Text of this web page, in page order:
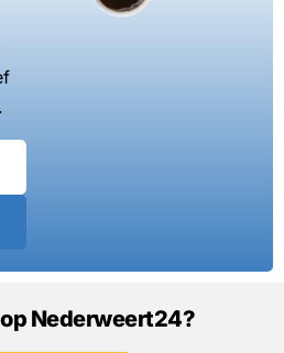
Nederweert24?